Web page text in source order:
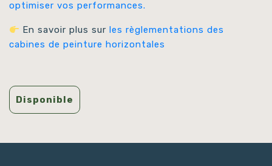
optimiser vos performances.
En savoir plus surles règlementations des
cabines de peinture horizontales
Disponible